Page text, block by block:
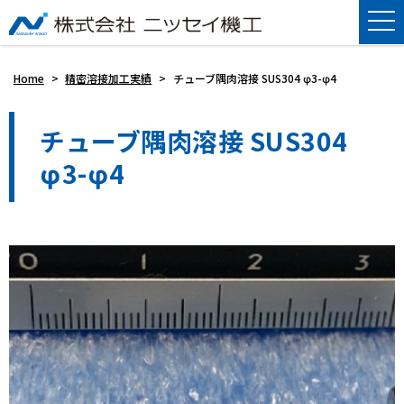
Home > 精密溶接加工実績 > チューブ隅肉溶接 SUS304 φ3-φ4
チューブ隅肉溶接 SUS304
φ3-φ4